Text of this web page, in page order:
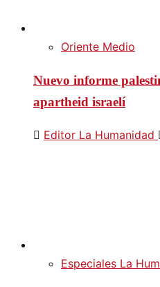
Oriente Medio
Nuevo informe
apartheid israelí
Editor La Humanidad
Especiales La